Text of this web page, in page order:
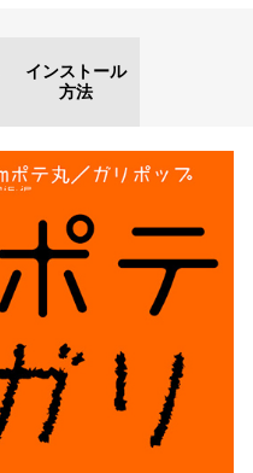
インストール
方法